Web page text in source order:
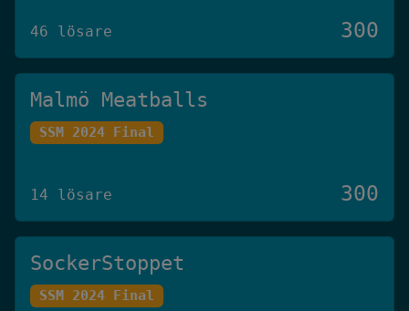
46 lösare 300
Malmö Meatballs
SSM 2024 Final
14 lösare 300
SockerStoppet
SSM 2024 Final